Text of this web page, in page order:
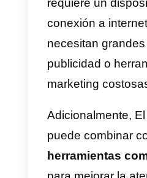
obtener del
través de
muchísimas
las podemos
de ellas es
mensajería